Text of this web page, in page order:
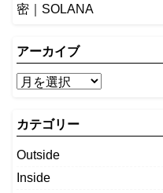
密｜SOLANA
アーカイブ
カテゴリー
Outside
Inside